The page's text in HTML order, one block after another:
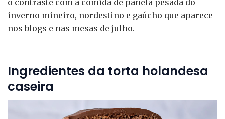
o contraste com a comida de panela pesada do
inverno mineiro, nordestino e gaúcho que aparece
nos blogs e nas mesas de julho.
Ingredientes da torta holandesa
caseira